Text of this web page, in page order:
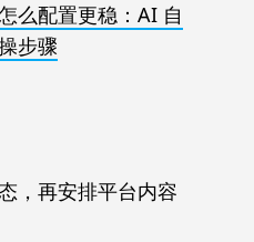
么配置更稳：AI 自
步骤
，再安排平台内容